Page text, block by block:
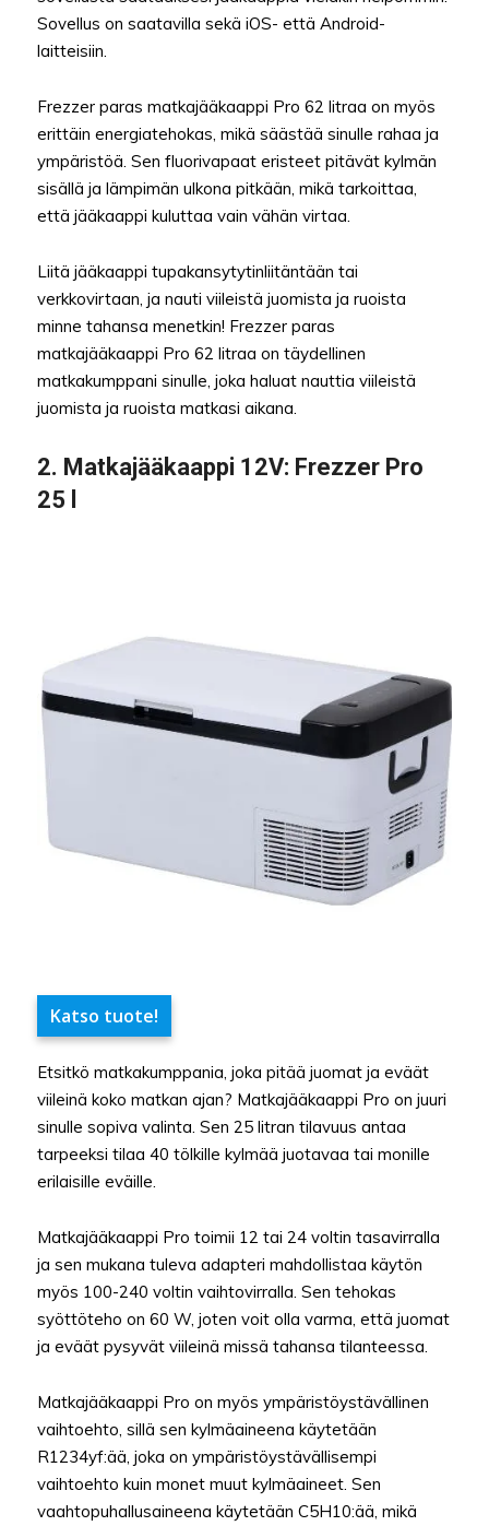
Sovellus on saatavilla sekä iOS- että Android-
laitteisiin.
Frezzer paras matkajääkaappi Pro 62 litraa on myös
erittäin energiatehokas, mikä säästää sinulle rahaa ja
ympäristöä. Sen fluorivapaat eristeet pitävät kylmän
sisällä ja lämpimän ulkona pitkään, mikä tarkoittaa,
että jääkaappi kuluttaa vain vähän virtaa.
Liitä jääkaappi tupakansytytinliitäntään tai
verkkovirtaan, ja nauti viileistä juomista ja ruoista
minne tahansa menetkin! Frezzer paras
matkajääkaappi Pro 62 litraa on täydellinen
matkakumppani sinulle, joka haluat nauttia viileistä
juomista ja ruoista matkasi aikana.
2. Matkajääkaappi 12V: Frezzer Pro
25 l
Katso tuote!
Etsitkö matkakumppania, joka pitää juomat ja eväät
viileinä koko matkan ajan? Matkajääkaappi Pro on juuri
sinulle sopiva valinta. Sen 25 litran tilavuus antaa
tarpeeksi tilaa 40 tölkille kylmää juotavaa tai monille
erilaisille eväille.
Matkajääkaappi Pro toimii 12 tai 24 voltin tasavirralla
ja sen mukana tuleva adapteri mahdollistaa käytön
myös 100-240 voltin vaihtovirralla. Sen tehokas
syöttöteho on 60 W, joten voit olla varma, että juomat
ja eväät pysyvät viileinä missä tahansa tilanteessa.
Matkajääkaappi Pro on myös ympäristöystävällinen
vaihtoehto, sillä sen kylmäaineena käytetään
R1234yf:ää, joka on ympäristöystävällisempi
vaihtoehto kuin monet muut kylmäaineet. Sen
vaahtopuhallusaineena käytetään C5H10:ää, mikä